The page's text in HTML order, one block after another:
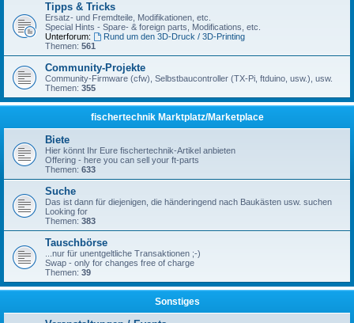
Tipps & Tricks
Ersatz- und Fremdteile, Modifikationen, etc.
Special Hints - Spare- & foreign parts, Modifications, etc.
Unterforum:
Rund um den 3D-Druck / 3D-Printing
Themen: 561
Community-Projekte
Community-Firmware (cfw), Selbstbaucontroller (TX-Pi, ftduino, usw.), usw.
Themen: 355
fischertechnik Marktplatz/Marketplace
Biete
Hier könnt Ihr Eure fischertechnik-Artikel anbieten
Offering - here you can sell your ft-parts
Themen: 633
Suche
Das ist dann für diejenigen, die händeringend nach Baukästen usw. suchen
Looking for
Themen: 383
Tauschbörse
...nur für unentgeltliche Transaktionen ;-)
Swap - only for changes free of charge
Themen: 39
Sonstiges